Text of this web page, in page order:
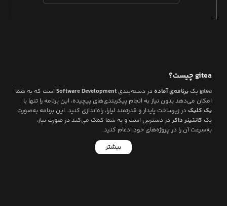
giteaچیست؟
giteaیک برنامه‌ی آمادهدر دسته‌بندی Software Development است که به شما
امکان می‌دهد بدون نیاز به انجام پیکربندی‌های پیچیده، این برنامه را تنها با
یک کلیکدر زیرساخت پایدار و قدرتمند لیارا، راه‌اندازی کنید. این برنامه به‌صورت
یک کانتینر داکردر دسترس است و به شما کمک می‌کند در صورت نیاز،
به‌سرعت آن را در پروژه‌های خود ادغام کنید.
بیشتر